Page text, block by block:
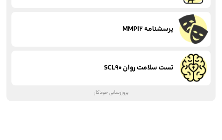
پرسشنامه MMPI2
تست سلامت روان SCL90
بروزرسانی خودکار